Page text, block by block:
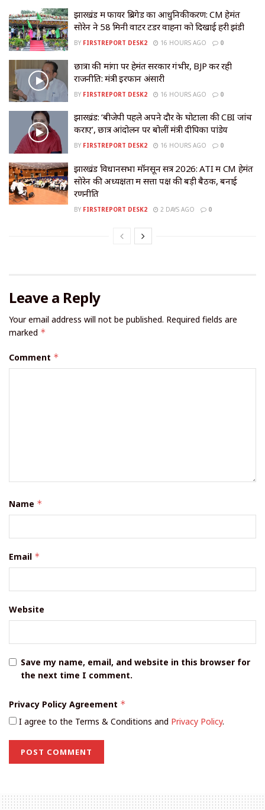
झारखंड में फायर ब्रिगेड का आधुनिकीकरण: CM हेमंत
सोरेन ने 58 मिनी वाटर टेंडर वाहनों को दिखाई हरी झंडी
BY FIRSTREPORT DESK2 16 HOURS AGO 0
छात्रों की मांगों पर हेमंत सरकार गंभीर, BJP कर रही
राजनीति: मंत्री इरफान अंसारी
BY FIRSTREPORT DESK2 16 HOURS AGO 0
झारखंड: ‘बीजेपी पहले अपने दौर के घोटालों की CBI जांच
कराए’, छात्र आंदोलन पर बोलीं मंत्री दीपिका पांडेय
BY FIRSTREPORT DESK2 16 HOURS AGO 0
झारखंड विधानसभा मॉनसून सत्र 2026: ATI में CM हेमंत
सोरेन की अध्यक्षता में सत्ता पक्ष की बड़ी बैठक, बनाई
रणनीति
BY FIRSTREPORT DESK2 2 DAYS AGO 0
Leave a Reply
Your email address will not be published. Required fields are
marked *
Comment *
Name *
Email *
Website
Save my name, email, and website in this browser for
the next time I comment.
Privacy Policy Agreement *
I agree to the Terms & Conditions and Privacy Policy.